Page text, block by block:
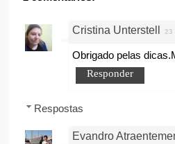
Cristina Unterstell 23
Obrigado pelas
Responder
Respostas
Evandro